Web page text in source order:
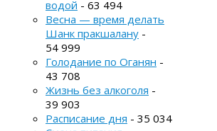
водой - 63 494
Весна — время делать
Шанк пракшалану -
54 999
Голодание по Оганян -
43 708
Жизнь без алкоголя -
39 903
Расписание дня - 35 034